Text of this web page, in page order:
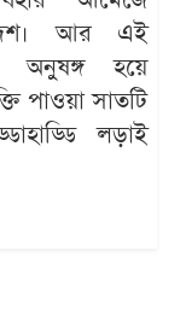
আর এই
অনুষঙ্গ হয়ে
পাওয়া সাতটি
লড়াই